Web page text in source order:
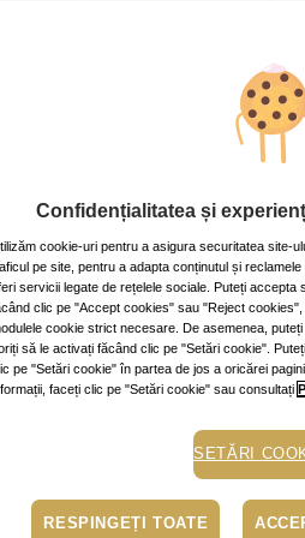
pe pielea ta
pe pielea ta
Îți place gustul delicios de
și de beneficiile lor asupra
au o sevă plină de
delicios, plin de nutrienți esențiali
Confidențialitatea și
cookie-uri pentru a asigura securitatea site-
pe site, pentru a adapta conținutul și
servicii legate de rețelele sociale. Puteți accepta
clic pe "Accept cookies" sau "Reject
cookie strict necesare. De asemenea,
să le activați făcând clic pe "Setări cookie".
pe "Setări cookie" în partea de jos a oricărei
faceți clic pe "Setări cookie" sau consultați
SETĂRI
RESPINGEȚI TOATE